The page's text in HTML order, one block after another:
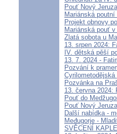
Pouť Nový
Mariánská
Projekt obnovy
Mariánská pouť
Zlatá sobota u
13. srpen 2024:
IV. dětská pěší
13. 7. 2024 -
Pozvání k
Pozvánka na
13. června
Pouť do
Pouť Nový
Další nabídka -
Međugorje -
SVĚCENÍ